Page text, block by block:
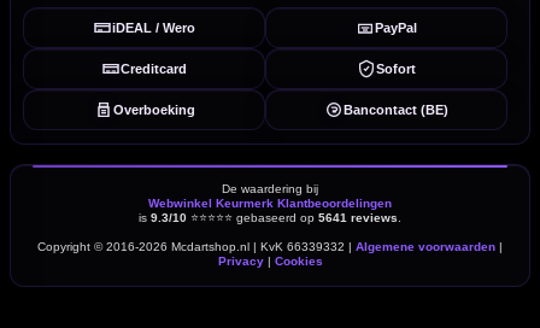
iDEAL / Wero PayPal
Creditcard Sofort
Overboeking Bancontact (BE)
De waardering bij
Webwinkel Keurmerk Klantbeoordelingen
is 9.3/10 ⭐⭐⭐⭐⭐ gebaseerd op 5641 reviews
Copyright © 2016-2026 Mcdartshop.nl | KvK 66339332 | Algemene voorwaarden |
Privacy| Cookies